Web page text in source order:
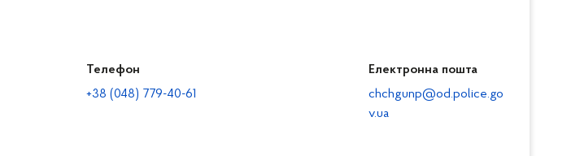
Телефон
+38 (048) 779-40-61
Електронна пошта
chchgunp@od.police.go
v.ua